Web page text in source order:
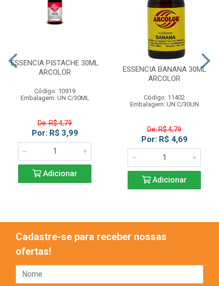
ESSENCIA PISTACHE 30ML
ARCOLOR
Código: 10919
Embalagem: UN C/30ML
De: R$ 4,79
Por: R$ 3,99
Adicionar
ESSENCIA BANANA 30ML
ARCOLOR
Código: 11402
Embalagem: UN C/30UN
De: R$ 4,79
Por: R$ 4,69
Adicionar
Cadastre-se para receber nossas
ofertas!